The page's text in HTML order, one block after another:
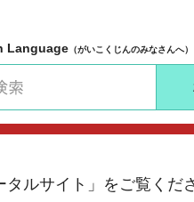
Language （がいこくじんのみなさんへ）
ルサイト」をご覧くだ